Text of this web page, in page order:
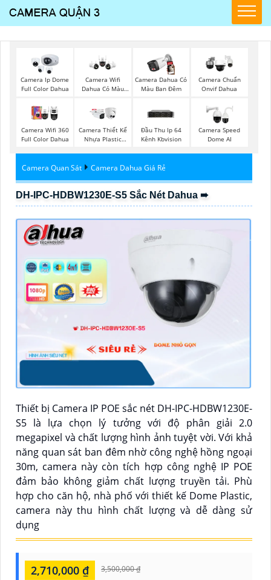
Camera Ip Dome
Full Color Dahua
Camera Wifi
Dahua Có Màu
Camera Dahua Có
Màu Ban Đêm
Camera Chuẩn
Onvif Dahua
Camera Wifi 360
Full Color Dahua
Camera Thiết Kế
Nhựa Plastic
Đầu Thu Ip 64
Kênh Kbvision
Camera Speed
Dome AI
Camera Quan Sát Camera Dahua Giá Rẻ
DH-IPC-HDBW1230E-S5 Sắc Nét Dahua ➠
Thiết bị Camera IP POE sắc nét DH-IPC-HDBW1230E-
S5 là lựa chọn lý tưởng với độ phân giải 2.0
megapixel và chất lượng hình ảnh tuyệt vời. Với khả
năng quan sát ban đêm nhờ công nghệ hồng ngoại
30m, camera này còn tích hợp công nghệ IP POE
đảm bảo không giảm chất lượng truyền tải. Phù
hợp cho căn hộ, nhà phố với thiết kế Dome Plastic,
camera này thu hình chất lượng và dễ dàng sử
dụng
2,710,000 ₫ 3,500,000 ₫